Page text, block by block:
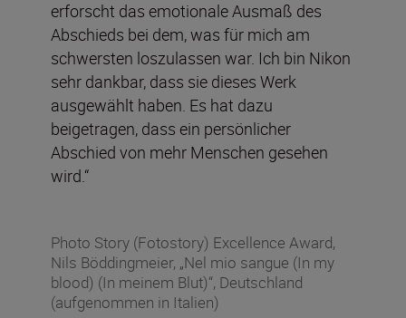
erforscht das emotionale Ausmaß des
Abschieds bei dem, was für mich am
schwersten loszulassen war. Ich bin Nikon
sehr dankbar, dass sie dieses Werk
ausgewählt haben. Es hat dazu
beigetragen, dass ein persönlicher
Abschied von mehr Menschen gesehen
wird.“
Photo Story (Fotostory) Excellence Award,
Nils Böddingmeier, „Nel mio sangue (In my
blood) (In meinem Blut)“, Deutschland
(aufgenommen in Italien)